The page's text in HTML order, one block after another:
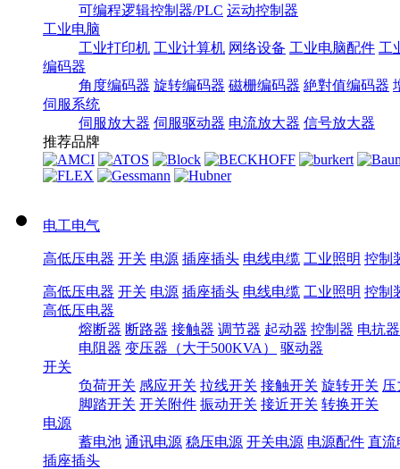
可编程逻辑控制器/PLC 运动控制器
工业电脑
工业打印机 工业计算机 网络设备 工业电脑配件 工
编码器
角度编码器 旋转编码器 磁栅编码器 絶對值编码器
伺服系统
伺服放大器 伺服驱动器 电流放大器 信号放大器
推荐品牌
电工电气
高低压电器 开关 电源 插座插头 电线电缆 工业照明 控制
高低压电器 开关 电源 插座插头 电线电缆 工业照明 控制
高低压电器
熔断器 断路器 接触器 调节器 起动器 控制器 电抗器
电阻器 变压器（大于500KVA）
驱动器
开关
负荷开关 感应开关 拉线开关 接触开关 旋转开关 压
脚踏开关 开关附件 振动开关 接近开关 转换开关
电源
蓄电池 通讯电源 稳压电源 开关电源 电源配件 直流
插座插头